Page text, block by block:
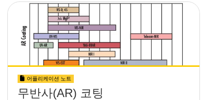
어플리케이션 노트
무반사(AR) 코팅